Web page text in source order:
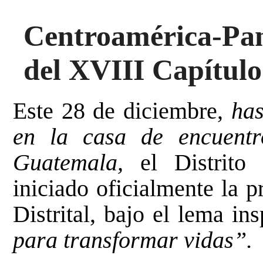
Centroamérica-
del XVIII
Este 28 de diciembre,
en la casa de
Guatemala, el Distrito
iniciado oficialmente la
Distrital, bajo el lema
para transformar vidas”.